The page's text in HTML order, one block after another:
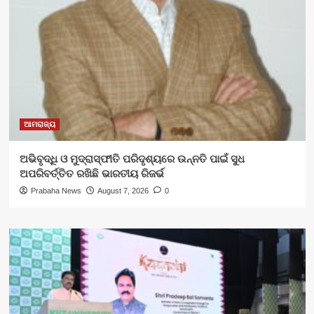
ଆମରାଜ୍ୟ
ଅଭିବୃଦ୍ଧି ଓ ମୁଦ୍ରାସ୍ଫୀତି ପରିଦୃଶ୍ୟରେ ଉନ୍ନତି ପାଇଁ ସୁଧ
ଅପରିବର୍ତ୍ତିତ ରଖିଛି ଭାରତୀୟ ରିଜର୍ଭ
Prabaha News August 7, 2026 0